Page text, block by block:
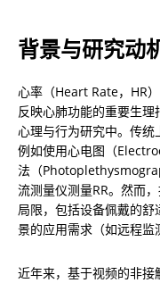
背景与研究动
心率（Heart Rate，HR
反映心肺功能的重要生
心理与行为研究中。传统
例如使用心电图（
法（
流测量仪测量RR。然而
局限，包括设备佩戴的
景的应用需求（如远程监
近年来，基于视频的非